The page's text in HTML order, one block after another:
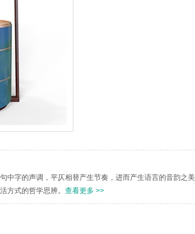
中字的声调，平仄相替产生节奏，进而产生语言的音韵之
方式的哲学思辨。 查看更多 >>